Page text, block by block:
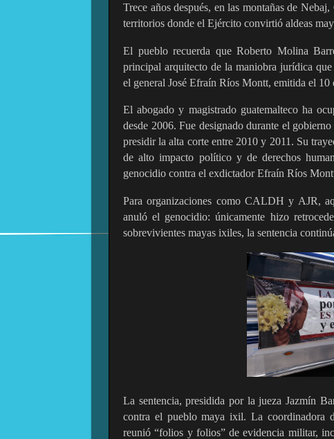
Trece años después, en las montañas de
territorios donde el Ejército convirtió aldeas
El pueblo recuerda que Roberto Molina
principal arquitecto de la maniobra jurídica
el general José Efraín Ríos Montt, emitida el
El abogado y magistrado guatemalteco ha
desde 2006. Fue designado durante el
presidir la alta corte entre 2010 y 2011. Su
de alto impacto político y de derechos
genocidio contra el exdictador Efraín Ríos
Para organizaciones como CALDH y AJR,
anuló el genocidio: únicamente hizo
sobrevivientes mayas ixiles, la sentencia
La sentencia, presidida por la jueza Jazmín
contra el pueblo maya ixil. La
reunió “folios y folios” de evidencia militar,